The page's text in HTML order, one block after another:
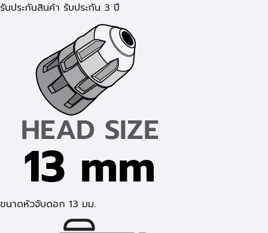
รับประกันสินค้า รับประกัน 3 ปี
ขนาดหัวจับดอก 13 มม.